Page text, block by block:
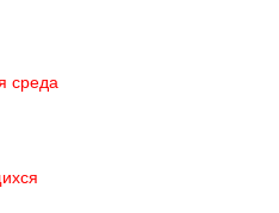
среда